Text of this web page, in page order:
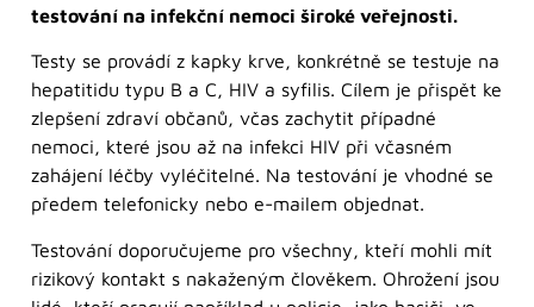
testování na infekční nemoci široké veřejnosti.
Testy se provádí z kapky krve, konkrétně se testuje na
hepatitidu typu B a C, HIV a syfilis. Cílem je přispět ke
zlepšení zdraví občanů, včas zachytit případné
nemoci, které jsou až na infekci HIV při včasném
zahájení léčby vyléčitelné. Na testování je vhodné se
předem telefonicky nebo e-mailem objednat.
Testování doporučujeme pro všechny, kteří mohli mít
rizikový kontakt s nakaženým člověkem. Ohrožení jsou